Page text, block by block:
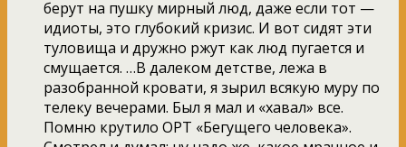
берут на пушку мирный люд, даже если тот —
идиоты, это глубокий кризис. И вот сидят эти
туловища и дружно ржут как люд пугается и
смущается. …В далеком детстве, лежа в
разобранной кровати, я зырил всякую муру по
телеку вечерами. Был я мал и «хавал» все.
Помню крутило ОРТ «Бегущего человека».